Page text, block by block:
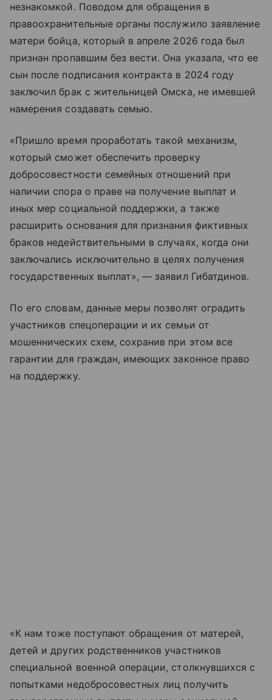
незнакомкой. Поводом для обращения в
правоохранительные органы послужило заявление
матери бойца, который в апреле 2026 года был
признан пропавшим без вести. Она указала, что ее
сын после подписания контракта в 2024 году
заключил брак с жительницей Омска, не имевшей
намерения создавать семью.
«Пришло время проработать такой механизм,
который сможет обеспечить проверку
добросовестности семейных отношений при
наличии спора о праве на получение выплат и
иных мер социальной поддержки, а также
расширить основания для признания фиктивных
браков недействительными в случаях, когда они
заключались исключительно в целях получения
государственных выплат», — заявил Гибатдинов.
По его словам, данные меры позволят оградить
участников спецоперации и их семьи от
мошеннических схем, сохранив при этом все
гарантии для граждан, имеющих законное право
на поддержку.
«К нам тоже поступают обращения от матерей,
детей и других родственников участников
специальной военной операции, столкнувшихся с
попытками недобросовестных лиц получить